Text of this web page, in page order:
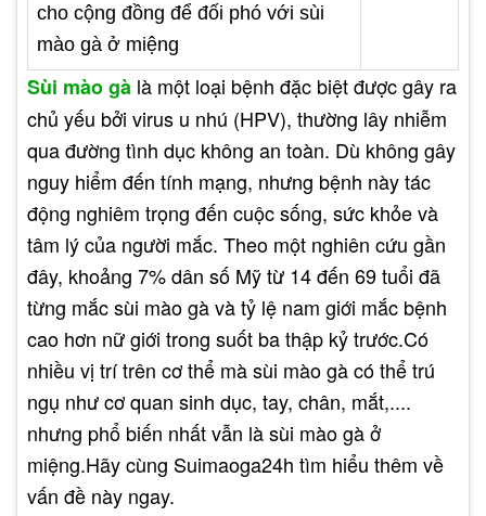
cho cộng đồng để đối phó với sùi
mào gà ở miệng
Sùi mào gà là một loại bệnh đặc biệt được gây ra
chủ yếu bởi virus u nhú (HPV), thường lây nhiễm
qua đường tình dục không an toàn. Dù không gây
nguy hiểm đến tính mạng, nhưng bệnh này tác
động nghiêm trọng đến cuộc sống, sức khỏe và
tâm lý của người mắc. Theo một nghiên cứu gần
đây, khoảng 7% dân số Mỹ từ 14 đến 69 tuổi đã
từng mắc sùi mào gà và tỷ lệ nam giới mắc bệnh
cao hơn nữ giới trong suốt ba thập kỷ trước.Có
nhiều vị trí trên cơ thể mà sùi mào gà có thể trú
ngụ như cơ quan sinh dục, tay, chân, mắt,....
nhưng phổ biến nhất vẫn là sùi mào gà ở
miệng.Hãy cùng Suimaoga24h tìm hiểu thêm về
vấn đề này ngay.